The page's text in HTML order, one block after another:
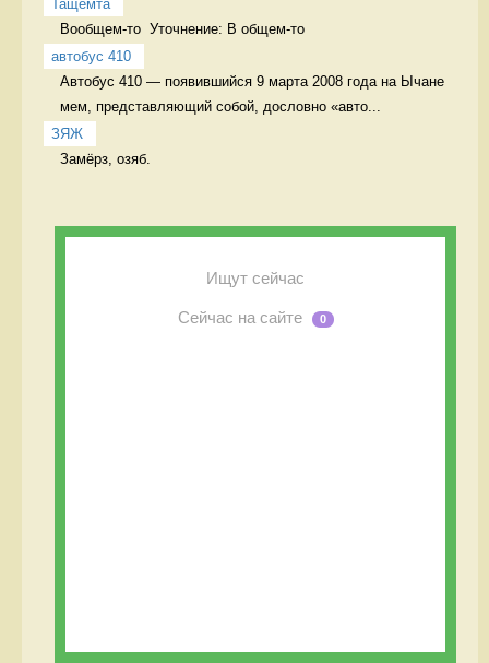
Тащемта
Вообщем-то  Уточнение: В общем-то
автобус 410
Автобус 410 — появившийся 9 марта 2008 года на Ычане
мем, представляющий собой, дословно «авто...
ЗЯЖ
Замёрз, озяб.
Ищут сейчас
Сейчас на сайте 0